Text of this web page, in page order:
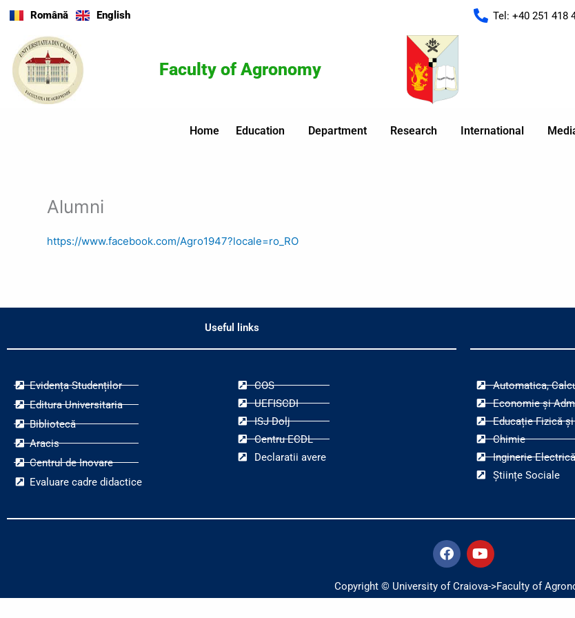
Skip
content
Română English Tel: +40 251 418
Faculty of Agronomy
Home Education Department Research International
Alumni
https://www.facebook.com/Agro1947?locale=ro_RO
Useful links
Evidența Studenților
Editura Universitaria
Bibliotecă
Aracis
Centrul de Inovare
Evaluare cadre didactice
COS
UEFISCDI
ISJ Dolj
Centru ECDL
Declaratii avere
Automatica,
Economie și
Educație Fizică
Chimie
Inginerie Electrică
Științe Sociale
F
a
e
b
Y
o
t
u
Copyright © University of Craiova->Faculty of